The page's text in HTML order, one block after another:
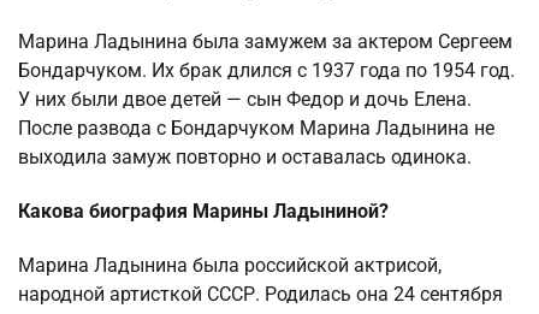
Марина Ладынина была замужем за актером Сергеем
Бондарчуком. Их брак длился с 1937 года по 1954 год.
У них были двое детей — сын Федор и дочь Елена.
После развода с Бондарчуком Марина Ладынина не
выходила замуж повторно и оставалась одинока.
Какова биография Марины Ладыниной?
Марина Ладынина была российской актрисой,
народной артисткой СССР. Родилась она 24 сентября